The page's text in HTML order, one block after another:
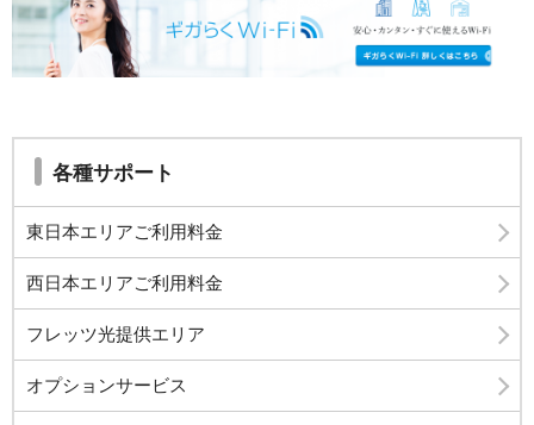
各種サポート
東日本エリアご利用料金
西日本エリアご利用料金
フレッツ光提供エリア
オプションサービス